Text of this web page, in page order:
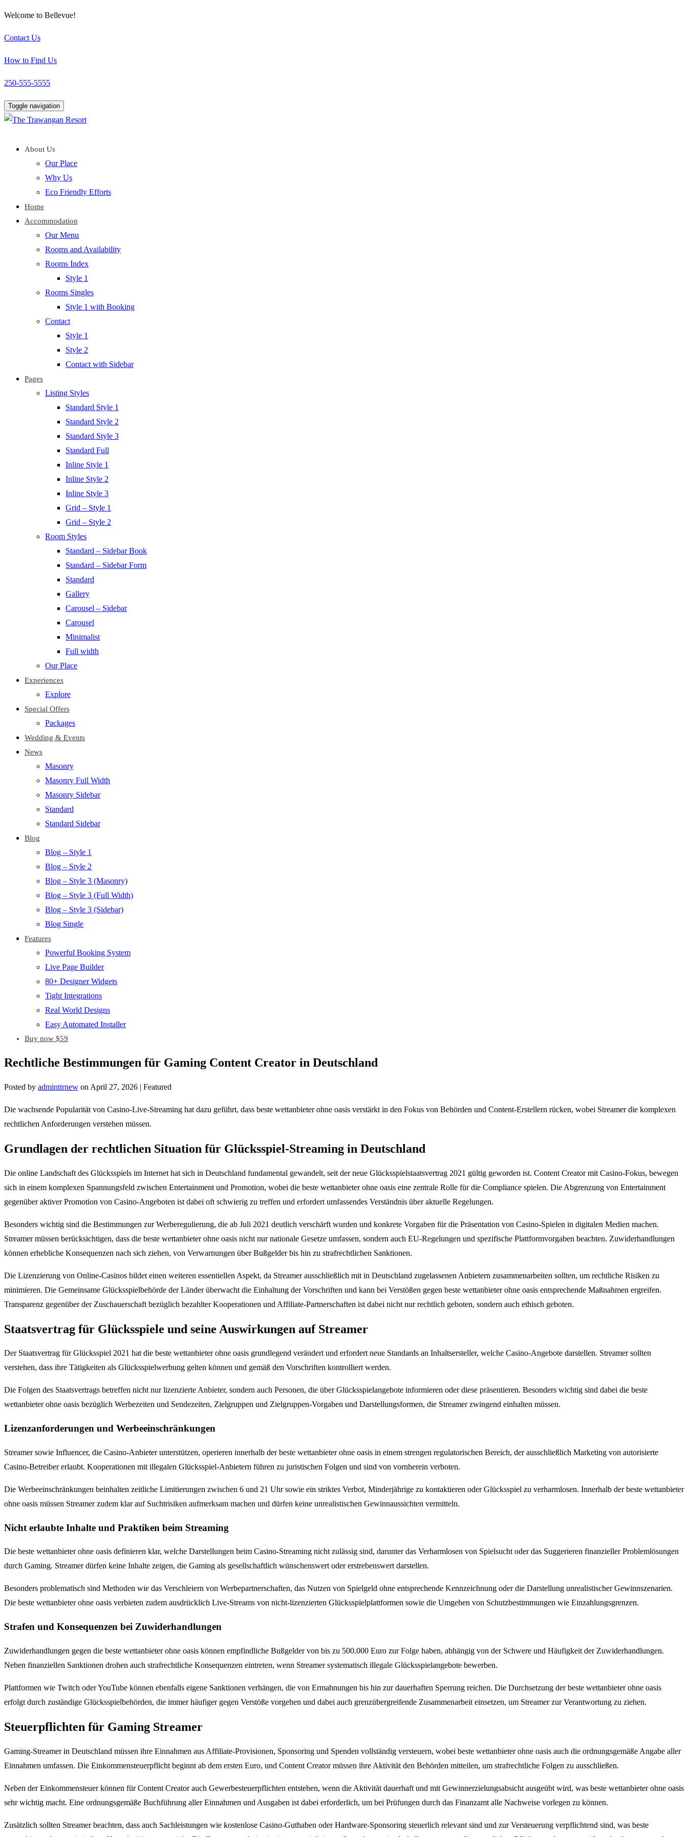
Welcome to Bellevue!
Contact Us
How to Find Us
250-555-5555
Toggle navigation
About Us
Our Place
Why Us
Eco Friendly Efforts
Home
Accommodation
Our Menu
Rooms and Availability
Rooms Index
Style 1
Rooms Singles
Style 1 with Booking
Contact
Style 1
Style 2
Contact with Sidebar
Pages
Listing Styles
Standard Style 1
Standard Style 2
Standard Style 3
Standard Full
Inline Style 1
Inline Style 2
Inline Style 3
Grid – Style 1
Grid – Style 2
Room Styles
Standard – Sidebar Book
Standard – Sidebar Form
Standard
Gallery
Carousel – Sidebar
Carousel
Minimalist
Full width
Our Place
Experiences
Explore
Special Offers
Packages
Wedding & Events
News
Masonry
Masonry Full Width
Masonry Sidebar
Standard
Standard Sidebar
Blog
Blog – Style 1
Blog – Style 2
Blog – Style 3 (Masonry)
Blog – Style 3 (Full Width)
Blog – Style 3 (Sidebar)
Blog Single
Features
Powerful Booking System
Live Page Builder
80+ Designer Widgets
Tight Integrations
Real World Designs
Easy Automated Installer
Buy now $59
Rechtliche Bestimmungen für Gaming Content Creator in Deutschland
Posted by adminttrnew on April 27, 2026 | Featured
Die wachsende Popularität von Casino-Live-Streaming hat dazu geführt, dass beste wettanbieter ohne oasis verstärkt in den Fokus von Behörden und Content-Erstellern rücken, wobei Streamer die komplexen
rechtlichen Anforderungen verstehen müssen.
Grundlagen der rechtlichen Situation für Glücksspiel-Streaming in Deutschland
Die online Landschaft des Glücksspiels im Internet hat sich in Deutschland fundamental gewandelt, seit der neue Glücksspielstaatsvertrag 2021 gültig geworden ist. Content Creator mit Casino-Fokus, bewegen
sich in einem komplexen Spannungsfeld zwischen Entertainment und Promotion, wobei die beste wettanbieter ohne oasis eine zentrale Rolle für die Compliance spielen. Die Abgrenzung von Entertainment
gegenüber aktiver Promotion von Casino-Angeboten ist dabei oft schwierig zu treffen und erfordert umfassendes Verständnis über aktuelle Regelungen.
Besonders wichtig sind die Bestimmungen zur Werberegulierung, die ab Juli 2021 deutlich verschärft wurden und konkrete Vorgaben für die Präsentation von Casino-Spielen in digitalen Medien machen.
Streamer müssen berücksichtigen, dass die beste wettanbieter ohne oasis nicht nur nationale Gesetze umfassen, sondern auch EU-Regelungen und spezifische Plattformvorgaben beachten. Zuwiderhandlungen
können erhebliche Konsequenzen nach sich ziehen, von Verwarnungen über Bußgelder bis hin zu strafrechtlichen Sanktionen.
Die Lizenzierung von Online-Casinos bildet einen weiteren essentiellen Aspekt, da Streamer ausschließlich mit in Deutschland zugelassenen Anbietern zusammenarbeiten sollten, um rechtliche Risiken zu
minimieren. Die Gemeinsame Glücksspielbehörde der Länder überwacht die Einhaltung der Vorschriften und kann bei Verstößen gegen beste wettanbieter ohne oasis entsprechende Maßnahmen ergreifen.
Transparenz gegenüber der Zuschauerschaft bezüglich bezahlter Kooperationen und Affiliate-Partnerschaften ist dabei nicht nur rechtlich geboten, sondern auch ethisch geboten.
Staatsvertrag für Glücksspiele und seine Auswirkungen auf Streamer
Der Staatsvertrag für Glücksspiel 2021 hat die beste wettanbieter ohne oasis grundlegend verändert und erfordert neue Standards an Inhaltsersteller, welche Casino-Angebote darstellen. Streamer sollten
verstehen, dass ihre Tätigkeiten als Glücksspielwerbung gelten können und gemäß den Vorschriften kontrolliert werden.
Die Folgen des Staatsvertrags betreffen nicht nur lizenzierte Anbieter, sondern auch Personen, die über Glücksspielangebote informieren oder diese präsentieren. Besonders wichtig sind dabei die beste
wettanbieter ohne oasis bezüglich Werbezeiten und Sendezeiten, Zielgruppen und Zielgruppen-Vorgaben und Darstellungsformen, die Streamer zwingend einhalten müssen.
Lizenzanforderungen und Werbeeinschränkungen
Streamer sowie Influencer, die Casino-Anbieter unterstützen, operieren innerhalb der beste wettanbieter ohne oasis in einem strengen regulatorischen Bereich, der ausschließlich Marketing von autorisierte
Casino-Betreiber erlaubt. Kooperationen mit illegalen Glücksspiel-Anbietern führen zu juristischen Folgen und sind von vornherein verboten.
Die Werbeeinschränkungen beinhalten zeitliche Limitierungen zwischen 6 und 21 Uhr sowie ein striktes Verbot, Minderjährige zu kontaktieren oder Glücksspiel zu verharmlosen. Innerhalb der beste wettanbieter
ohne oasis müssen Streamer zudem klar auf Suchtrisiken aufmerksam machen und dürfen keine unrealistischen Gewinnaussichten vermitteln.
Nicht erlaubte Inhalte und Praktiken beim Streaming
Die beste wettanbieter ohne oasis definieren klar, welche Darstellungen beim Casino-Streaming nicht zulässig sind, darunter das Verharmlosen von Spielsucht oder das Suggerieren finanzieller Problemlösungen
durch Gaming. Streamer dürfen keine Inhalte zeigen, die Gaming als gesellschaftlich wünschenswert oder erstrebenswert darstellen.
Besonders problematisch sind Methoden wie das Verschleiern von Werbepartnerschaften, das Nutzen von Spielgeld ohne entsprechende Kennzeichnung oder die Darstellung unrealistischer Gewinnszenarien.
Die beste wettanbieter ohne oasis verbieten zudem ausdrücklich Live-Streams von nicht-lizenzierten Glücksspielplattformen sowie die Umgehen von Schutzbestimmungen wie Einzahlungsgrenzen.
Strafen und Konsequenzen bei Zuwiderhandlungen
Zuwiderhandlungen gegen die beste wettanbieter ohne oasis können empfindliche Bußgelder von bis zu 500.000 Euro zur Folge haben, abhängig von der Schwere und Häufigkeit der Zuwiderhandlungen.
Neben finanziellen Sanktionen drohen auch strafrechtliche Konsequenzen eintreten, wenn Streamer systematisch illegale Glücksspielangebote bewerben.
Plattformen wie Twitch oder YouTube können ebenfalls eigene Sanktionen verhängen, die von Ermahnungen bis hin zur dauerhaften Sperrung reichen. Die Durchsetzung der beste wettanbieter ohne oasis
erfolgt durch zuständige Glücksspielbehörden, die immer häufiger gegen Verstöße vorgehen und dabei auch grenzübergreifende Zusammenarbeit einsetzen, um Streamer zur Verantwortung zu ziehen.
Steuerpflichten für Gaming Streamer
Gaming-Streamer in Deutschland müssen ihre Einnahmen aus Affiliate-Provisionen, Sponsoring und Spenden vollständig versteuern, wobei beste wettanbieter ohne oasis auch die ordnungsgemäße Angabe aller
Einnahmen umfassen. Die Einkommensteuerpflicht beginnt ab dem ersten Euro, und Content Creator müssen ihre Aktivität den Behörden mitteilen, um strafrechtliche Folgen zu ausschließen.
Neben der Einkommensteuer können für Content Creator auch Gewerbesteuerpflichten entstehen, wenn die Aktivität dauerhaft und mit Gewinnerzielungsabsicht ausgeübt wird, was beste wettanbieter ohne oasis
sehr wichtig macht. Eine ordnungsgemäße Buchführung aller Einnahmen und Ausgaben ist dabei erforderlich, um bei Prüfungen durch das Finanzamt alle Nachweise vorlegen zu können.
Zusätzlich sollten Streamer beachten, dass auch Sachleistungen wie kostenlose Casino-Guthaben oder Hardware-Sponsoring steuerlich relevant sind und zur Versteuerung verpflichtend sind, was beste